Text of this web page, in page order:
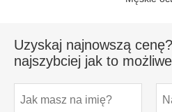
Uzyskaj najnowszą
najszybciej jak to